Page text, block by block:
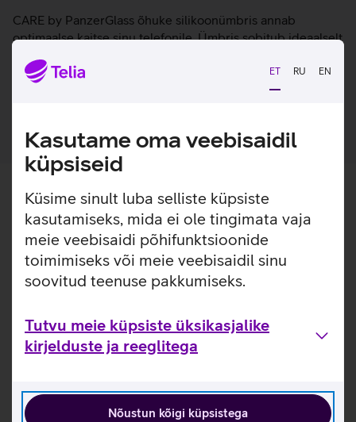
ET RU EN
Kasutame oma veebisaidil
küpsiseid
Küsime sinult luba selliste küpsiste
kasutamiseks, mida ei ole tingimata vaja
meie veebisaidi põhifunktsioonide
toimimiseks või meie veebisaidil sinu
soovitud teenuse pakkumiseks.
Tutvu meie küpsiste üksikasjalike
kirjelduste ja reeglitega
Nõustun kõigi küpsistega
CARE by PanzerGlass õhuke silikoonümbris annab
optimaalse kaitse sinu telefonile. Ümbris sobitub ideaalselt
värvuse. Ümbrist on võimalik kasutada ka juhtmevabade